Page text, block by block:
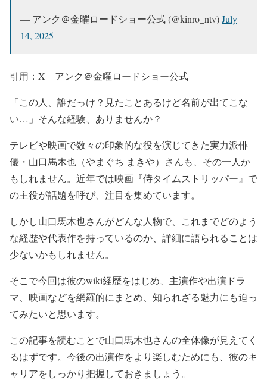
— アンク＠金曜ロードショー公式 (@kinro_ntv)July
14, 2025
引用：X アンク＠金曜ロードショー公式
「この人、誰だっけ？見たことあるけど名前が出てこな
い…」 そんな経験、ありませんか？
テレビや映画で数々の印象的な役を演じてきた実力派俳
優・ 山口馬木也（やまぐち まきや） さんも、その一人か
もしれません。近年では映画『侍タイムストリッパー』 で
の主役が話題を呼び、注目を集めています。
しかし山口馬木也さんがどんな人物で、 これまでどのよう
な経歴や代表作を持っているのか 、詳細に語られることは
少ないかもしれません。
そこで今回は彼のwiki経歴をはじめ、主演作や出演ドラ
マ、映画などを網羅的にまとめ、知られざる魅力にも迫っ
てみたいと思います。
この記事を読むことで山口馬木也さんの全体像が見えてく
るはずです。今後の出演作をより楽しむためにも、彼のキ
ャリアをしっかり把握しておきましょう。